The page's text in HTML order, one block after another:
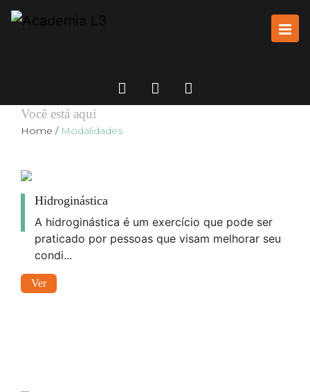
MODALIDADES
Você está aqui
Home / Modalidades
Hidroginástica
A hidroginástica é um exercício que pode ser
praticado por pessoas que visam melhorar seu
condi...
Ver